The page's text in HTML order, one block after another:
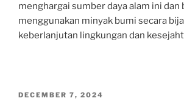
menghargai sumber daya alam ini dan
menggunakan minyak bumi secara
keberlanjutan lingkungan dan
POSTED
DECEMBER 7, 2024